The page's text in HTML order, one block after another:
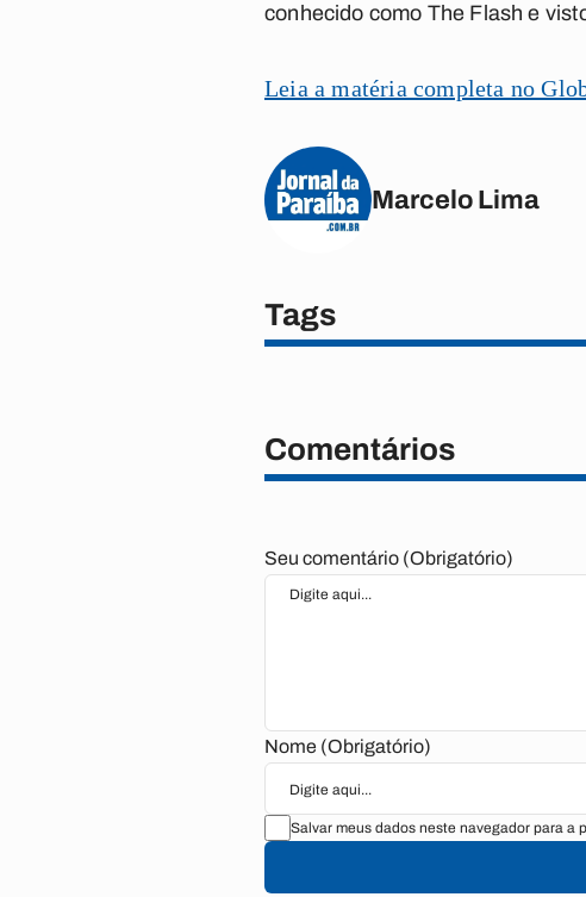
conhecido como The Flash e
Leia a matéria completa no
Marcelo Lima
Tags
Comentários
Seu comentário (Obrigatório)
Nome (Obrigatório)
Salvar meus dados neste navegador para a